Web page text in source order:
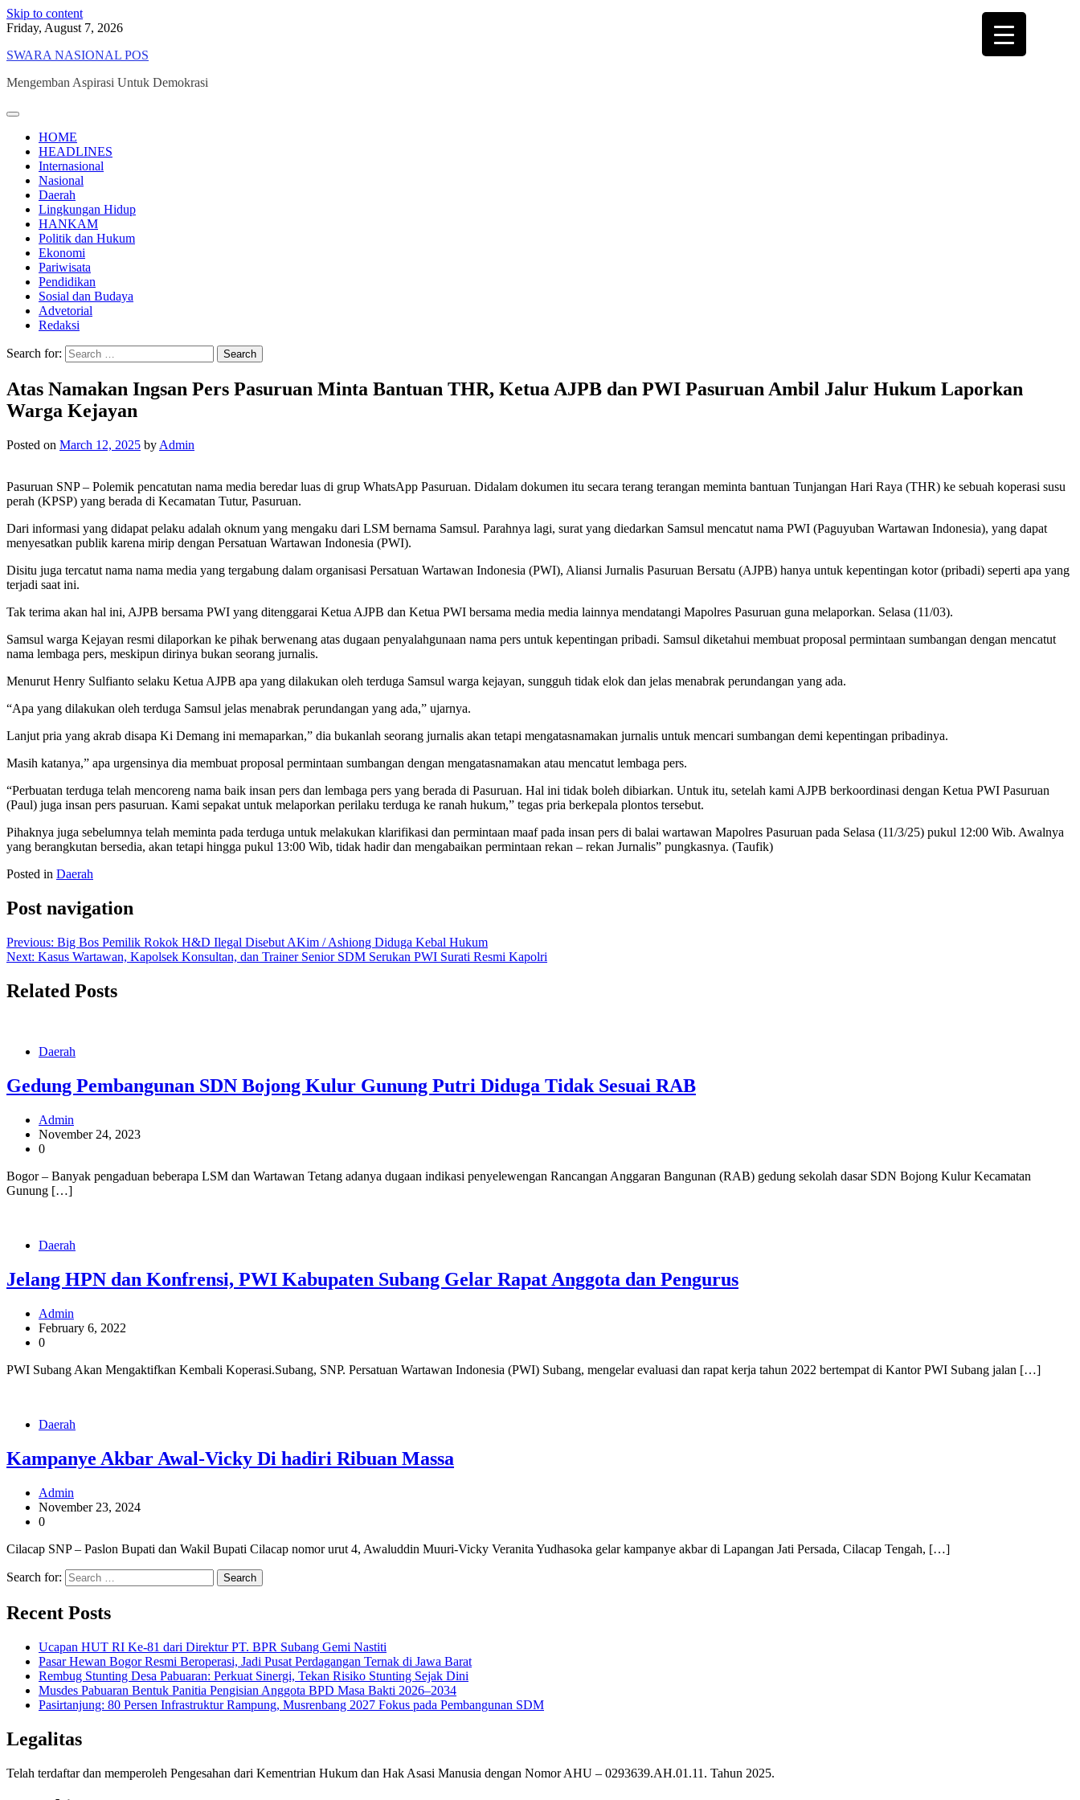
Skip to content
Friday, August 7, 2026
SWARA NASIONAL POS
Mengemban Aspirasi Untuk Demokrasi
HOME
HEADLINES
Internasional
Nasional
Daerah
Lingkungan Hidup
HANKAM
Politik dan Hukum
Ekonomi
Pariwisata
Pendidikan
Sosial dan Budaya
Advetorial
Redaksi
Search for:
Atas Namakan Ingsan Pers Pasuruan Minta Bantuan THR, Ketua AJPB dan PWI Pasuruan Ambil Jalur Hukum Laporkan
Warga Kejayan
Posted on March 12, 2025 by Admin
Pasuruan SNP – Polemik pencatutan nama media beredar luas di grup WhatsApp Pasuruan. Didalam dokumen itu secara terang terangan meminta bantuan Tunjangan Hari Raya (THR) ke sebuah koperasi susu
perah (KPSP) yang berada di Kecamatan Tutur, Pasuruan.
Dari informasi yang didapat pelaku adalah oknum yang mengaku dari LSM bernama Samsul. Parahnya lagi, surat yang diedarkan Samsul mencatut nama PWI (Paguyuban Wartawan Indonesia), yang dapat
menyesatkan publik karena mirip dengan Persatuan Wartawan Indonesia (PWI).
Disitu juga tercatut nama nama media yang tergabung dalam organisasi Persatuan Wartawan Indonesia (PWI), Aliansi Jurnalis Pasuruan Bersatu (AJPB) hanya untuk kepentingan kotor (pribadi) seperti apa yang
terjadi saat ini.
Tak terima akan hal ini, AJPB bersama PWI yang ditenggarai Ketua AJPB dan Ketua PWI bersama media media lainnya mendatangi Mapolres Pasuruan guna melaporkan. Selasa (11/03).
Samsul warga Kejayan resmi dilaporkan ke pihak berwenang atas dugaan penyalahgunaan nama pers untuk kepentingan pribadi. Samsul diketahui membuat proposal permintaan sumbangan dengan mencatut
nama lembaga pers, meskipun dirinya bukan seorang jurnalis.
Menurut Henry Sulfianto selaku Ketua AJPB apa yang dilakukan oleh terduga Samsul warga kejayan, sungguh tidak elok dan jelas menabrak perundangan yang ada.
“Apa yang dilakukan oleh terduga Samsul jelas menabrak perundangan yang ada,” ujarnya.
Lanjut pria yang akrab disapa Ki Demang ini memaparkan,” dia bukanlah seorang jurnalis akan tetapi mengatasnamakan jurnalis untuk mencari sumbangan demi kepentingan pribadinya.
Masih katanya,” apa urgensinya dia membuat proposal permintaan sumbangan dengan mengatasnamakan atau mencatut lembaga pers.
“Perbuatan terduga telah mencoreng nama baik insan pers dan lembaga pers yang berada di Pasuruan. Hal ini tidak boleh dibiarkan. Untuk itu, setelah kami AJPB berkoordinasi dengan Ketua PWI Pasuruan
(Paul) juga insan pers pasuruan. Kami sepakat untuk melaporkan perilaku terduga ke ranah hukum,” tegas pria berkepala plontos tersebut.
Pihaknya juga sebelumnya telah meminta pada terduga untuk melakukan klarifikasi dan permintaan maaf pada insan pers di balai wartawan Mapolres Pasuruan pada Selasa (11/3/25) pukul 12:00 Wib. Awalnya
yang berangkutan bersedia, akan tetapi hingga pukul 13:00 Wib, tidak hadir dan mengabaikan permintaan rekan – rekan Jurnalis” pungkasnya. (Taufik)
Posted in Daerah
Post navigation
Previous: Big Bos Pemilik Rokok H&D Ilegal Disebut AKim / Ashiong Diduga Kebal Hukum
Next: Kasus Wartawan, Kapolsek Konsultan, dan Trainer Senior SDM Serukan PWI Surati Resmi Kapolri
Related Posts
Daerah
Gedung Pembangunan SDN Bojong Kulur Gunung Putri Diduga Tidak Sesuai RAB
Admin
November 24, 2023
0
Bogor – Banyak pengaduan beberapa LSM dan Wartawan Tetang adanya dugaan indikasi penyelewengan Rancangan Anggaran Bangunan (RAB) gedung sekolah dasar SDN Bojong Kulur Kecamatan
Gunung […]
Daerah
Jelang HPN dan Konfrensi, PWI Kabupaten Subang Gelar Rapat Anggota dan Pengurus
Admin
February 6, 2022
0
PWI Subang Akan Mengaktifkan Kembali Koperasi.Subang, SNP. Persatuan Wartawan Indonesia (PWI) Subang, mengelar evaluasi dan rapat kerja tahun 2022 bertempat di Kantor PWI Subang jalan […]
Daerah
Kampanye Akbar Awal-Vicky Di hadiri Ribuan Massa
Admin
November 23, 2024
0
Cilacap SNP – Paslon Bupati dan Wakil Bupati Cilacap nomor urut 4, Awaluddin Muuri-Vicky Veranita Yudhasoka gelar kampanye akbar di Lapangan Jati Persada, Cilacap Tengah, […]
Search for:
Recent Posts
Ucapan HUT RI Ke-81 dari Direktur PT. BPR Subang Gemi Nastiti
Pasar Hewan Bogor Resmi Beroperasi, Jadi Pusat Perdagangan Ternak di Jawa Barat
Rembug Stunting Desa Pabuaran: Perkuat Sinergi, Tekan Risiko Stunting Sejak Dini
Musdes Pabuaran Bentuk Panitia Pengisian Anggota BPD Masa Bakti 2026–2034
Pasirtanjung: 80 Persen Infrastruktur Rampung, Musrenbang 2027 Fokus pada Pembangunan SDM
Legalitas
Telah terdaftar dan memperoleh Pengesahan dari Kementrian Hukum dan Hak Asasi Manusia dengan Nomor AHU – 0293639.AH.01.11. Tahun 2025.